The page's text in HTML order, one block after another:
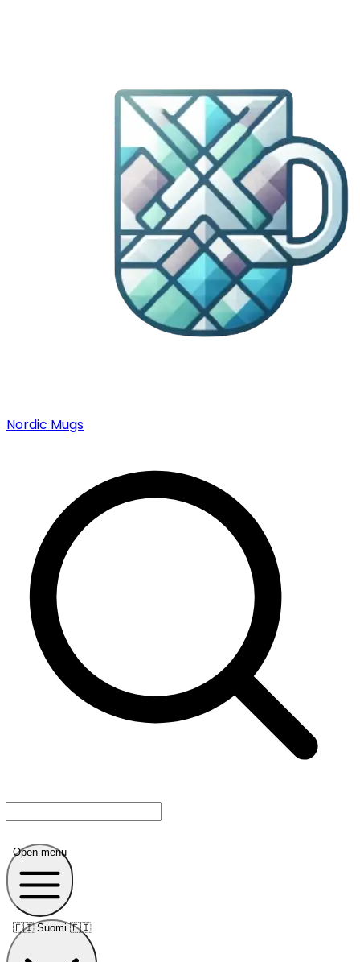
Nordic Mugs
Open menu
🇫🇮 Suomi 🇫🇮